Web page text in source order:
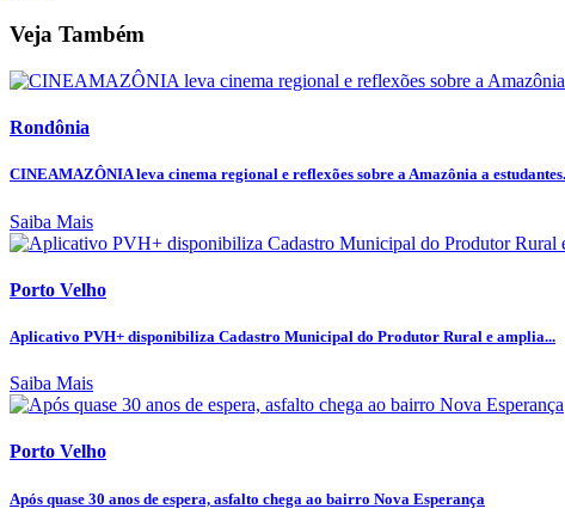
Veja Também
Rondônia
CINEAMAZÔNIA leva cinema regional e reflexões sobre a Amazônia a
Saiba Mais
Porto Velho
Aplicativo PVH+ disponibiliza Cadastro Municipal do Produtor Rural e amplia...
Saiba Mais
Porto Velho
Após quase 30 anos de espera, asfalto chega ao bairro Nova Esperança